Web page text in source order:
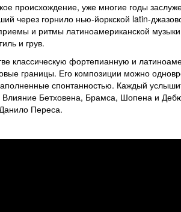
происхождение, уже многие годы
через горнило нью-йоркской latin-
и ритмы латиноамериканской
и грув.
классическую фортепианную и
границы. Его композиции можно
спонтанностью. Каждый
Влияние Бетховена, Брамса, Шопена и
Переса.